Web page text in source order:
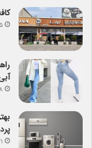
۱۵
۸ اسفند ۱۴۰۲
۲۱